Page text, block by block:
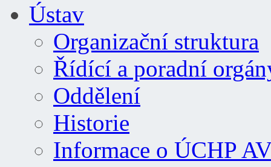
Ústav
Organizační struktura
Řídící a poradní
Oddělení
Historie
Informace o ÚCHP